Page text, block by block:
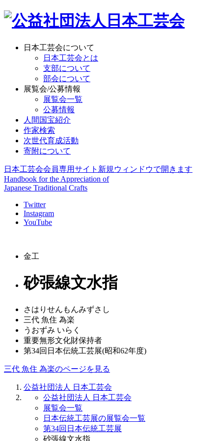
日本工芸会について
日本工芸会とは
支部について
部会について
展覧会/公募情報
展覧会一覧
公募情報
人間国宝紹介
作家検索
次世代育成活動
寄附について
日本工芸会会員専用サイト 新規ウィンドウで開きます
Handbook for the Appreciation of
Japanese Traditional Crafts
Twitter
Instagram
YouTube
金工
砂張線文水指
さはりせんもんみずさし
三代 魚住 為楽
うおずみ いらく
重要無形文化財保持者
第34回日本伝統工芸展(昭和62年度)
三代 魚住 為楽のページを見る
公益社団法人 日本工芸会
公益社団法人 日本工芸会
展覧会一覧
日本伝統工芸展の展覧会一覧
第34回日本伝統工芸展
砂張線文水指